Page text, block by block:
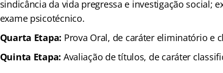
sindicância da vida pregressa e investigação social;
exame psicotécnico.
Quarta Etapa: Prova Oral, de caráter eliminatório e
Quinta Etapa: Avaliação de títulos, de caráter